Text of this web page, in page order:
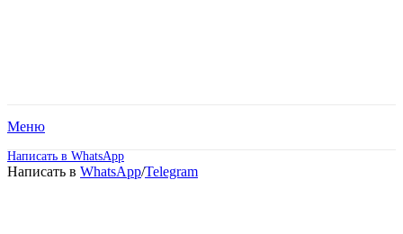
Меню
Написать в WhatsApp
Написать в WhatsApp/Telegram